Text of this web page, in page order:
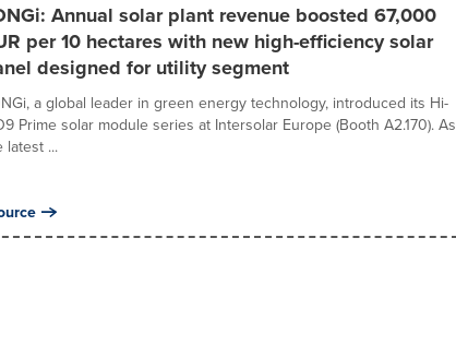
Annual solar plant revenue boosted 67,000
per 10 hectares with new high-efficiency solar
designed for utility segment
a global leader in green energy technology, introduced its Hi-
Prime solar module series at Intersolar Europe (Booth A2.170). As
latest ...